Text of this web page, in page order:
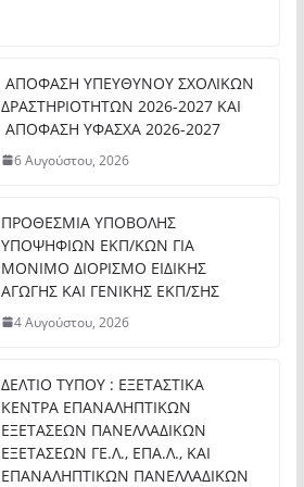
ΑΠΟΦΑΣΗ ΥΠΕΥΘΥΝΟΥ ΣΧΟΛΙΚΩΝ
ΔΡΑΣΤΗΡΙΟΤΗΤΩΝ 2026-2027 ΚΑΙ
ΑΠΟΦΑΣΗ ΥΦΑΣΧΑ 2026-2027
6 Αυγούστου, 2026
ΠΡΟΘΕΣΜΙΑ ΥΠΟΒΟΛΗΣ
ΥΠΟΨΗΦΙΩΝ ΕΚΠ/ΚΩΝ ΓΙΑ
ΜΟΝΙΜΟ ΔΙΟΡΙΣΜΟ ΕΙΔΙΚΗΣ
ΑΓΩΓΗΣ ΚΑΙ ΓΕΝΙΚΗΣ ΕΚΠ/ΣΗΣ
4 Αυγούστου, 2026
ΔΕΛΤΙΟ ΤΥΠΟΥ : ΕΞΕΤΑΣΤΙΚΑ
ΚΕΝΤΡΑ ΕΠΑΝΑΛΗΠΤΙΚΩΝ
ΕΞΕΤΑΣΕΩΝ ΠΑΝΕΛΛΑΔΙΚΩΝ
ΕΞΕΤΑΣΕΩΝ ΓΕ.Λ., ΕΠΑ.Λ., ΚΑΙ
ΕΠΑΝΑΛΗΠΤΙΚΩΝ ΠΑΝΕΛΛΑΔΙΚΩΝ